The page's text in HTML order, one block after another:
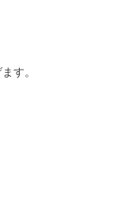
す。